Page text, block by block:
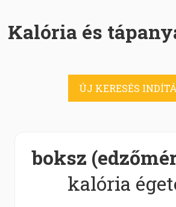
Kalória és
ÚJ KERESÉS
boksz
kalória